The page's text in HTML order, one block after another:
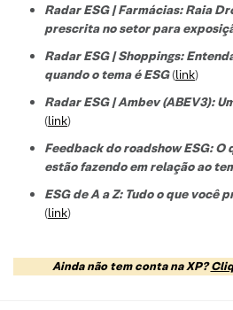
Radar ESG | Farmácias: Raia
prescrita no setor para
Radar ESG | Shoppings:
quando o tema é ESG(link)
Radar ESG | Ambev (ABEV3):
(link)
Feedback do roadshow ESG: O
estão fazendo em relação ao
ESG de A a Z: Tudo o que você
(link)
Ainda não tem conta na XP?